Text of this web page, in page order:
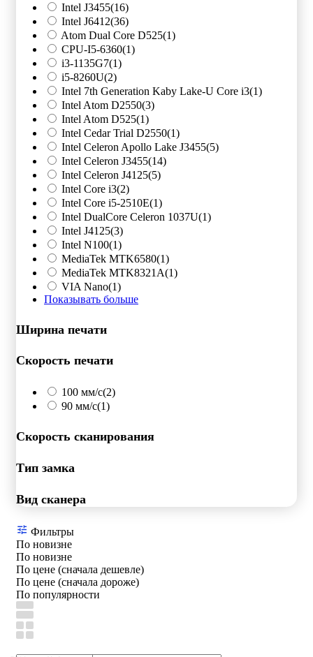
Intel J3455(16)
Intel J6412(36)
Atom Dual Core D525(1)
CPU-I5-6360(1)
i3-1135G7(1)
i5-8260U(2)
Intel 7th Generation Kaby Lake-U Core i3(1)
Intel Atom D2550(3)
Intel Atom D525(1)
Intel Cedar Trial D2550(1)
Intel Celeron Apollo Lake J3455(5)
Intel Celeron J3455(14)
Intel Celeron J4125(5)
Intel Core i3(2)
Intel Core i5-2510E(1)
Intel DualCore Celeron 1037U(1)
Intel J4125(3)
Intel N100(1)
MediaTek MTK6580(1)
MediaTek MTK8321A(1)
VIA Nano(1)
Показывать больше
Ширина печати
Скорость печати
100 мм/с(2)
90 мм/с(1)
Скорость сканирования
Тип замка
Вид сканера
Фильтры
По новизне
По новизне
По цене (сначала дешевле)
По цене (сначала дороже)
По популярности